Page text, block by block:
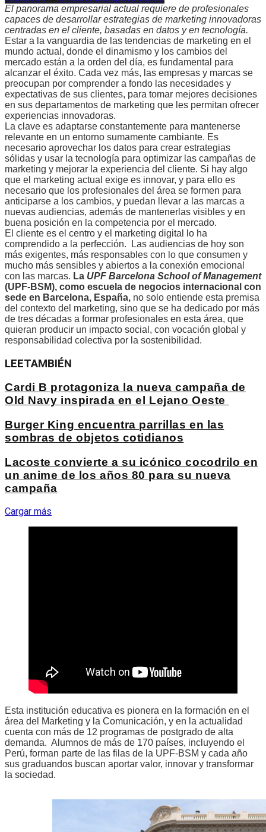
El panorama empresarial actual requiere de profesionales
capaces de desarrollar estrategias de marketing innovadoras
centradas en el cliente, basadas en datos y en tecnología.
Estar a la vanguardia de las tendencias de marketing en el
mundo actual, donde el dinamismo y los cambios del
mercado están a la orden del día, es fundamental para
alcanzar el éxito. Cada vez más, las empresas y marcas se
preocupan por comprender a fondo las necesidades y
expectativas de sus clientes, para tomar mejores decisiones
en sus departamentos de marketing que les permitan ofrecer
experiencias innovadoras.
La clave es adaptarse constantemente para mantenerse
relevante en un entorno sumamente cambiante. Es
necesario aprovechar los datos para crear estrategias
sólidas y usar la tecnología para optimizar las campañas de
marketing y mejorar la experiencia del cliente. Si hay algo
que el marketing actual exige es innovar, y para ello es
necesario que los profesionales del área se formen para
anticiparse a los cambios, y puedan llevar a las marcas a
nuevas audiencias, además de mantenerlas visibles y en
buena posición en la competencia por el mercado.
El cliente es el centro y el marketing digital lo ha
comprendido a la perfección. Las audiencias de hoy son
más exigentes, más responsables con lo que consumen y
mucho más sensibles y abiertos a la conexión emocional
con las marcas. La UPF Barcelona School of Management
(UPF-BSM), como escuela de negocios internacional con
sede en Barcelona, España, no solo entiende esta premisa
del contexto del marketing, sino que se ha dedicado por más
de tres décadas a formar profesionales en esta área, que
quieran producir un impacto social, con vocación global y
responsabilidad colectiva por la sostenibilidad.
LEETAMBIÉN
Cardi B protagoniza la nueva campaña de
Old Navy inspirada en el Lejano Oeste
Burger King encuentra parrillas en las
sombras de objetos cotidianos
Lacoste convierte a su icónico cocodrilo en
un anime de los años 80 para su nueva
campaña
Cargar más
Esta institución educativa es pionera en la formación en el
área del Marketing y la Comunicación, y en la actualidad
cuenta con más de 12 programas de postgrado de alta
demanda. Alumnos de más de 170 países, incluyendo el
Perú, forman parte de las filas de la UPF-BSM y cada año
sus graduandos buscan aportar valor, innovar y transformar
la sociedad.